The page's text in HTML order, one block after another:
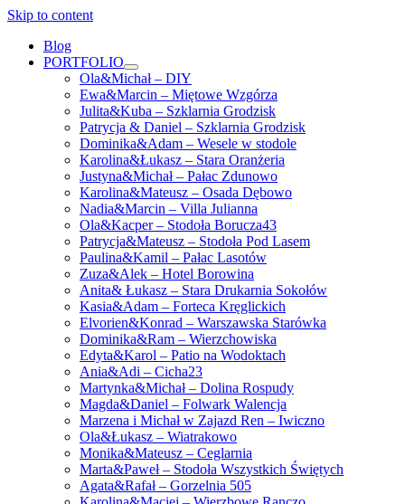
Skip to content
Blog
PORTFOLIO
open
menu
Ola&Michał – DIY
Ewa&Marcin – Miętowe Wzgórza
Julita&Kuba – Szklarnia Grodzisk
Patrycja & Daniel – Szklarnia Grodzisk
Dominika&Adam – Wesele w stodole
Karolina&Łukasz – Stara Oranżeria
Justyna&Michał – Pałac Zdunowo
Karolina&Mateusz – Osada Dębowo
Nadia&Marcin – Villa Julianna
Ola&Kacper – Stodoła Borucza43
Patrycja&Mateusz – Stodoła Pod Lasem
Paulina&Kamil – Pałac Lasotów
Zuza&Alek – Hotel Borowina
Anita& Łukasz – Stara Drukarnia Sokołów
Kasia&Adam – Forteca Kręglickich
Elvorien&Konrad – Warszawska Starówka
Dominika&Ram – Wierzchowiska
Edyta&Karol – Patio na Wodoktach
Ania&Adi – Cicha23
Martynka&Michał – Dolina Rospudy
Magda&Daniel – Folwark Walencja
Marzena i Michał w Zajazd Ren – Iwiczno
Ola&Łukasz – Wiatrakowo
Monika&Mateusz – Ceglarnia
Marta&Paweł – Stodoła Wszystkich Świętych
Agata&Rafał – Gorzelnia 505